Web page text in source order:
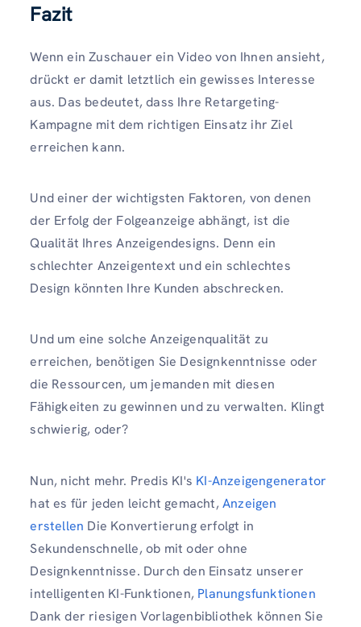
Fazit
Wenn ein Zuschauer ein Video von Ihnen ansieht,
drückt er damit letztlich ein gewisses Interesse
aus. Das bedeutet, dass Ihre Retargeting-
Kampagne mit dem richtigen Einsatz ihr Ziel
erreichen kann.
Und einer der wichtigsten Faktoren, von denen
der Erfolg der Folgeanzeige abhängt, ist die
Qualität Ihres Anzeigendesigns. Denn ein
schlechter Anzeigentext und ein schlechtes
Design könnten Ihre Kunden abschrecken.
Und um eine solche Anzeigenqualität zu
erreichen, benötigen Sie Designkenntnisse oder
die Ressourcen, um jemanden mit diesen
Fähigkeiten zu gewinnen und zu verwalten. Klingt
schwierig, oder?
Nun, nicht mehr. Predis KI's KI-Anzeigengenerator
hat es für jeden leicht gemacht, Anzeigen
erstellen Die Konvertierung erfolgt in
Sekundenschnelle, ob mit oder ohne
Designkenntnisse. Durch den Einsatz unserer
intelligenten KI-Funktionen, Planungsfunktionen
Dank der riesigen Vorlagenbibliothek können Sie